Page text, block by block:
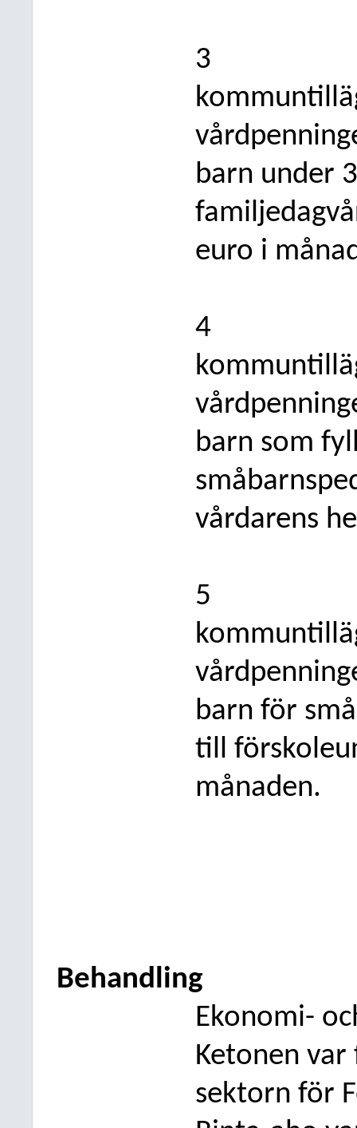
3
barn under
euro i
4
barn som
vårdarens
5
barn för
till fö
månaden.
Behandling
Ekonomi-
Ketonen
sektorn för